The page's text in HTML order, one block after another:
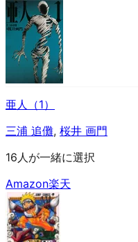
亜人（1）
三浦 追儺, 桜井 画門
16人が一緒に選択
Amazon楽天